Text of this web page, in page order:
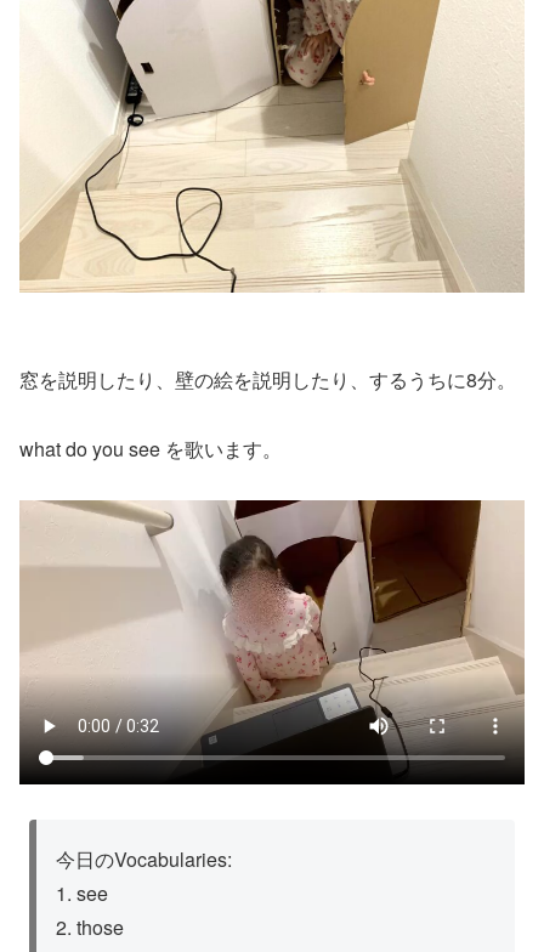
窓を説明したり、壁の絵を説明したり、するうちに8分。
what do you see を歌います。
今日のVocabularies:
1. see
2. those